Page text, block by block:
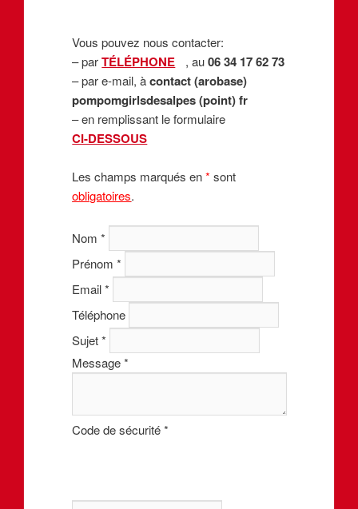
Vous pouvez nous contacter:
– parTÉLÉPHONE , au06 34 17 62 73
– par e-mail, àcontact (arobase)
pompomgirlsdesalpes (point) fr
– en remplissant le formulaire
CI-DESSOUS
Les champs marqués en* sont
obligatoires.
Nom*
Prénom*
Email*
Téléphone
Sujet*
Message*
Code de sécurité*